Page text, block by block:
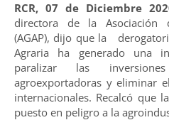
RCR, 07 de Diciembre
directora de la Asociación
(AGAP), dijo que la
Agraria ha generado una
paralizar las
agroexportadoras y eliminar
internacionales. Recalcó que
puesto en peligro a la